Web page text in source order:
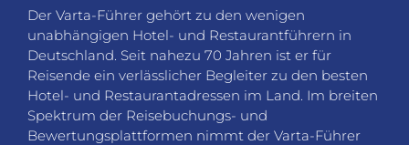
Der Varta-Führer gehört zu den wenigen
unabhängigen Hotel- und Restaurantführern in
Deutschland. Seit nahezu 70 Jahren ist er für
Reisende ein verlässlicher Begleiter zu den besten
Hotel- und Restaurantadressen im Land. Im breiten
Spektrum der Reisebuchungs- und
Bewertungsplattformen nimmt der Varta-Führer